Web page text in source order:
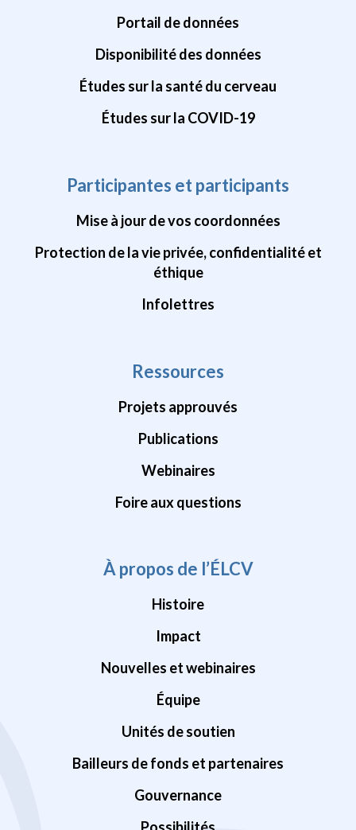
Portail de données
Disponibilité des données
Études sur la santé du cerveau
Études sur la COVID-19
Participantes et participants
Mise à jour de vos coordonnées
Protection de la vie privée, confidentialité et
éthique
Infolettres
Ressources
Projets approuvés
Publications
Webinaires
Foire aux questions
À propos de l’ÉLCV
Histoire
Impact
Nouvelles et webinaires
Équipe
Unités de soutien
Bailleurs de fonds et partenaires
Gouvernance